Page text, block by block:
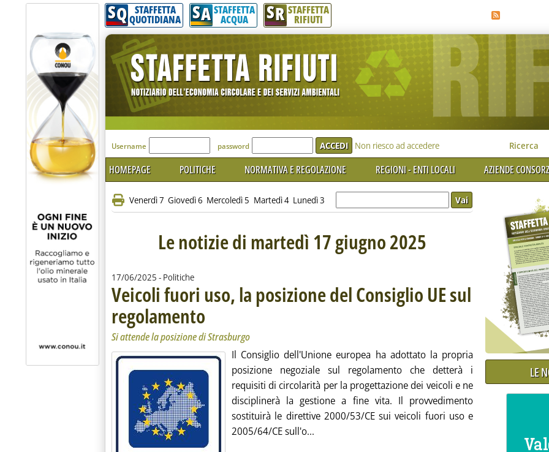
SQ STAFFETTA
QUOTIDIANA SA STAFFETTA
ACQUA SR STAFFETTA
RIFIUTI
'Modulo Login per accedere'
Username password Non riesco ad accedere Ricerca
HOMEPAGE POLITICHE NORMATIVA E REGOLAZIONE REGIONI - ENTI LOCALI AZIENDE
Venerdì 7 Giovedì 6 Mercoledì 5 Martedì 4 Lunedì 3
Le notizie di martedì 17 giugno 2025
17/06/2025 - Politiche
Veicoli fuori uso, la posizione del Consiglio UE sul
regolamento . Sottotitolo: Si attende la posizione di Strasburgo
. Pubblicata martedì 17 giugno 2025 alle 17.50.
Si attende la posizione di Strasburgo
Il Consiglio dell'Unione europea ha adottato la propria
posizione negoziale sul regolamento che detterà i
requisiti di circolarità per la progettazione dei veicoli e ne
disciplinerà la gestione a fine vita. Il provvedimento
sostituirà le direttive 2000/53/CE sui veicoli fuori uso e
2005/64/CE sull'o...
LE